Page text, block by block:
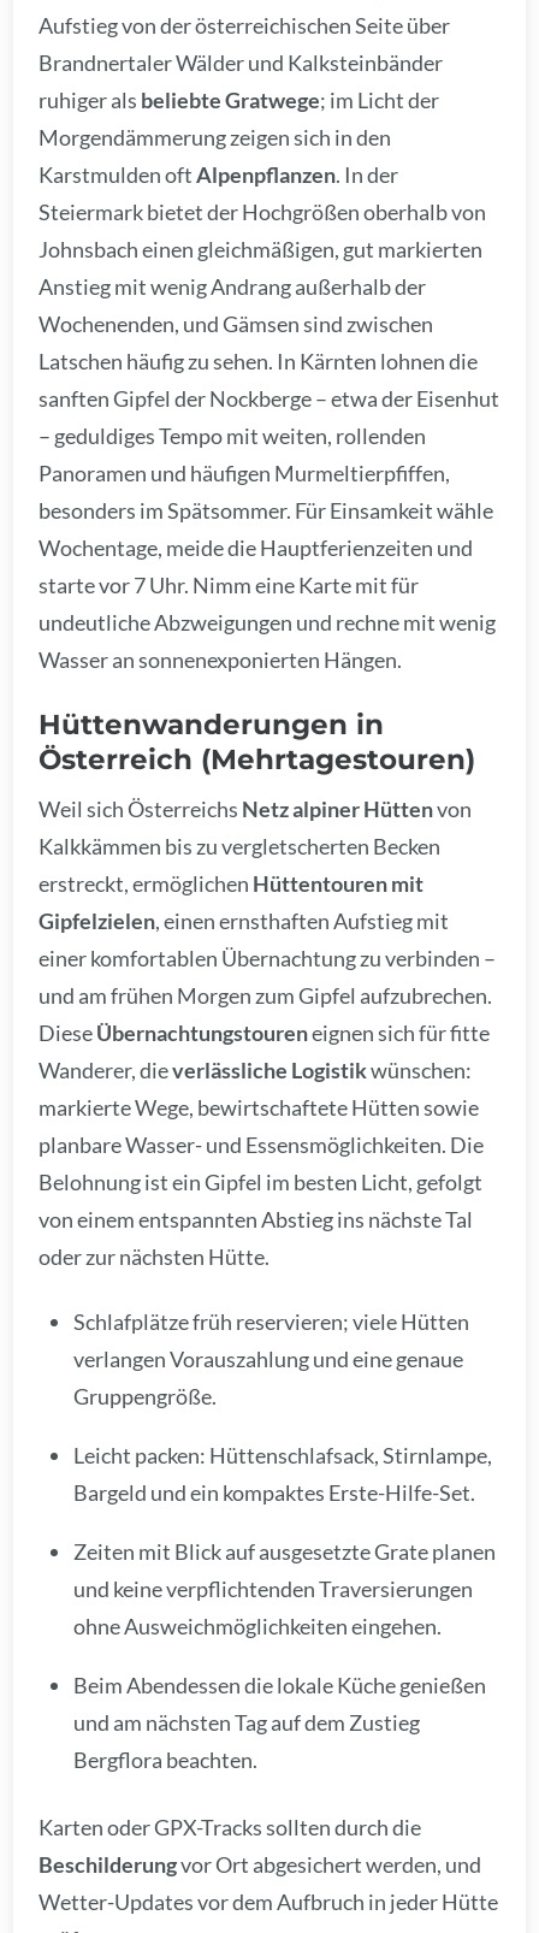
Aufstieg von der österreichischen Seite über
Brandnertaler Wälder und Kalksteinbänder
ruhiger als beliebte Gratwege; im Licht der
Morgendämmerung zeigen sich in den
Karstmulden oftAlpenpflanzen. In der
Steiermark bietet der Hochgrößen oberhalb von
Johnsbach einen gleichmäßigen, gut markierten
Anstieg mit wenig Andrang außerhalb der
Wochenenden, und Gämsen sind zwischen
Latschen häufig zu sehen. In Kärnten lohnen die
sanften Gipfel der Nockberge – etwa der Eisenhut
– geduldiges Tempo mit weiten, rollenden
Panoramen und häufigen Murmeltierpfiffen,
besonders im Spätsommer. Für Einsamkeit wähle
Wochentage, meide die Hauptferienzeiten und
starte vor 7 Uhr. Nimm eine Karte mit für
undeutliche Abzweigungen und rechne mit wenig
Wasser an sonnenexponierten Hängen.
Hüttenwanderungen in
Österreich (Mehrtagestouren)
Weil sich Österreichs Netz alpiner Hüttenvon
Kalkkämmen bis zu vergletscherten Becken
erstreckt, ermöglichen Hüttentouren mit
Gipfelzielen, einen ernsthaften Aufstieg mit
einer komfortablen Übernachtung zu verbinden –
und am frühen Morgen zum Gipfel aufzubrechen.
DieseÜbernachtungstoureneignen sich für fitte
Wanderer, dieverlässliche Logistikwünschen:
markierte Wege, bewirtschaftete Hütten sowie
planbare Wasser- und Essensmöglichkeiten. Die
Belohnung ist ein Gipfel im besten Licht, gefolgt
von einem entspannten Abstieg ins nächste Tal
oder zur nächsten Hütte.
Schlafplätze früh reservieren; viele Hütten
verlangen Vorauszahlung und eine genaue
Gruppengröße.
Leicht packen: Hüttenschlafsack, Stirnlampe,
Bargeld und ein kompaktes Erste-Hilfe-Set.
Zeiten mit Blick auf ausgesetzte Grate planen
und keine verpflichtenden Traversierungen
ohne Ausweichmöglichkeiten eingehen.
Beim Abendessen die lokale Küche genießen
und am nächsten Tag auf dem Zustieg
Bergflora beachten.
Karten oder GPX-Tracks sollten durch die
Beschilderungvor Ort abgesichert werden, und
Wetter-Updates vor dem Aufbruch in jeder Hütte